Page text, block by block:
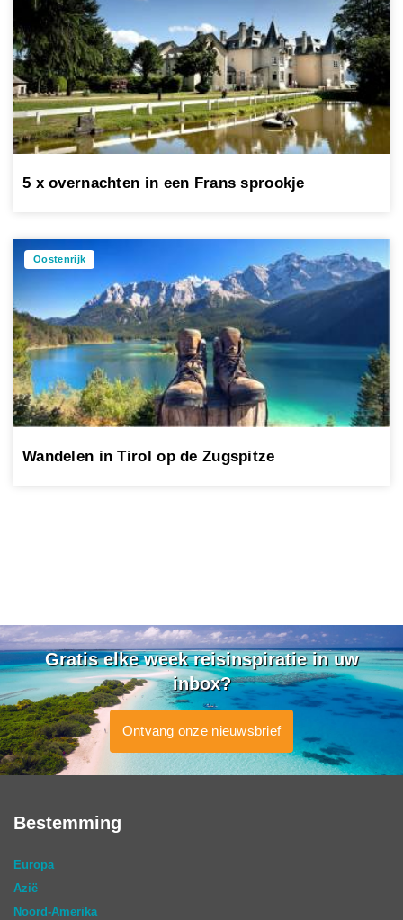
5 x overnachten in een Frans sprookje
Oostenrijk
Wandelen in Tirol op de Zugspitze
Gratis elke week reisinspiratie in uw
inbox?
Ontvang onze nieuwsbrief
Bestemming
Europa
Azië
Noord-Amerika